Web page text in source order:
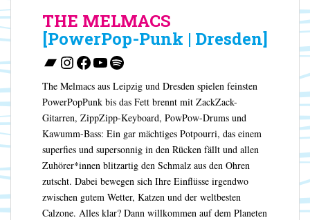
THE MELMACS
[PowerPop-Punk | Dresden]
Bandcamp
Instagram
Facebook
YouTube
Spotify
The Melmacs aus Leipzig und Dresden spielen feinsten
PowerPopPunk bis das Fett brennt mit ZackZack-
Gitarren, ZippZipp-Keyboard, PowPow-Drums und
Kawumm-Bass: Ein gar mächtiges Potpourri, das einem
superfies und supersonnig in den Rücken fällt und allen
Zuhörer*innen blitzartig den Schmalz aus den Ohren
zutscht. Dabei bewegen sich Ihre Einflüsse irgendwo
zwischen gutem Wetter, Katzen und der weltbesten
Calzone. Alles klar? Dann willkommen auf dem Planeten